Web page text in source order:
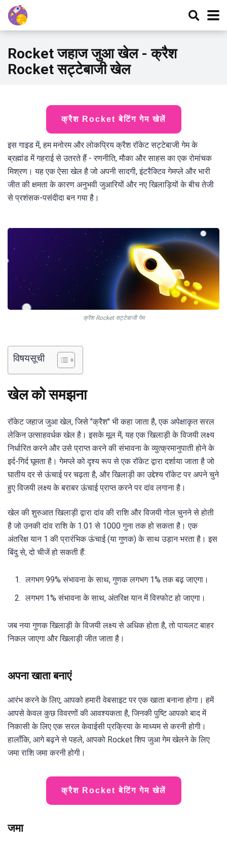
Rocket जहाज जुआ खेल - क्रैश
Rocket सट्टेबाजी खेल
क्रैश Rocket बेटिंग गेम खेलें
इस गाइड में, हम मनोरम और लोकप्रिय क्रैश रॉकेट सट्टेबाजी गेम के
ब्रह्मांड में गहराई से उतरते हैं - रणनीति, मौका और साहस का एक रोमांचक
मिश्रण। यह एक ऐसा खेल है जो अपनी सादगी, इंटरैक्टिव गेमप्ले और भारी
जीत की क्षमता के कारण अनुभवी जुआरियों और नए खिलाड़ियों के बीच तेजी
से प्रशंसक-पसंदीदा बन गया है।
क्रैश Rocket सट्टेबाजी गेम
विषयसूची
खेल को समझना
रॉकेट जहाज जुआ खेल, जिसे "क्रैश" भी कहा जाता है, एक अपेक्षाकृत सरल
लेकिन उत्साहवर्धक खेल है। इसके मूल में, यह एक खिलाड़ी के विजयी लक्ष्य
निर्धारित करने और उसे प्राप्त करने की संभावना के व्युत्क्रमानुपाती होने के
इर्द-गिर्द घूमता है। गेमप्ले को दृश्य रूप से एक रॉकेट द्वारा दर्शाया जाता है जो
घातीय दर से ऊंचाई पर चढ़ता है, और खिलाड़ी का उद्देश्य रॉकेट पर अपने चुने
हुए विजयी लक्ष्य के बराबर ऊंचाई प्राप्त करने पर दांव लगाना है।
खेल की शुरुआत खिलाड़ी द्वारा दांव की राशि और विजयी गोल चुनने से होती
है जो उनकी दांव राशि के 1.01 से 1000 गुना तक हो सकता है। एक
अंतरिक्ष यान 1 की प्रारंभिक ऊंचाई (या गुणक) के साथ उड़ान भरता है। इस
बिंदु से, दो चीजें हो सकती हैं:
लगभग 99% संभावना के साथ, गुणक लगभग 1% तक बढ़ जाएगा।
लगभग 1% संभावना के साथ, अंतरिक्ष यान में विस्फोट हो जाएगा।
जब नया गुणक खिलाड़ी के विजयी लक्ष्य से अधिक होता है, तो पायलट बाहर
निकल जाएगा और खिलाड़ी जीत जाता है।
अपना खाता बनाएं
आरंभ करने के लिए, आपको हमारी वेबसाइट पर एक खाता बनाना होगा। हमें
आपसे केवल कुछ विवरणों की आवश्यकता है, जिनकी पुष्टि आपको बाद में
निकासी के लिए एक सरल केवाईसी प्रक्रिया के माध्यम से करनी होगी।
हालाँकि, आगे बढ़ने से पहले, आपको Rocket शिप जुआ गेम खेलने के लिए
जमा राशि जमा करनी होगी।
क्रैश Rocket बेटिंग गेम खेलें
जमा